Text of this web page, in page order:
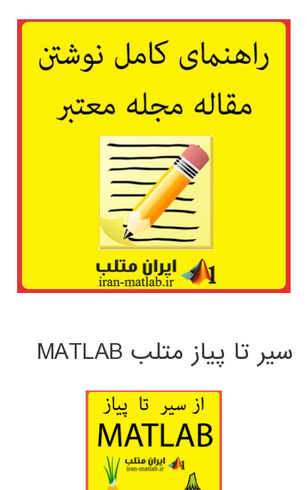
سیر تا پیاز متلب MATLAB